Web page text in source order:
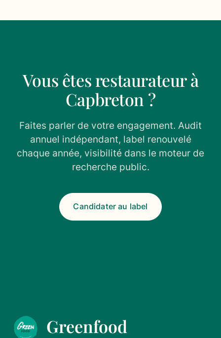
Vous êtes restaurateur à
Capbreton ?
Faites parler de votre engagement. Audit
annuel indépendant, label renouvelé
chaque année, visibilité dans le moteur de
recherche public.
Candidater au label
Greenfood